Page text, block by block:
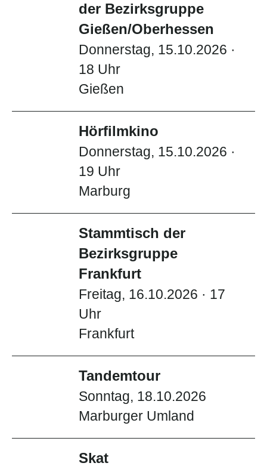
der Bezirksgruppe
Gießen/Oberhessen
Donnerstag, 15.10.2026 ·
18 Uhr
Gießen
Hörfilmkino
Donnerstag, 15.10.2026 ·
19 Uhr
Marburg
Stammtisch der
Bezirksgruppe
Frankfurt
Freitag, 16.10.2026 · 17
Uhr
Frankfurt
Tandemtour
Sonntag, 18.10.2026
Marburger Umland
Skat